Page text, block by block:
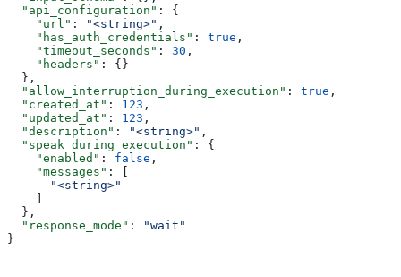
  "api_configuration"
: {
    "url"
: "<string>" ,
    "has_auth_credentials"
: true ,
    "timeout_seconds"
: 30 ,
    "headers"
: {}
  },
  "allow_interruption_during_execution"
: true ,
  "created_at"
: 123 ,
  "updated_at"
: 123 ,
  "description"
: "<string>" ,
  "speak_during_execution"
: {
    "enabled"
: false ,
    "messages"
: [
      "<string>"
    ]
  },
  "response_mode"
:
"wait"
}